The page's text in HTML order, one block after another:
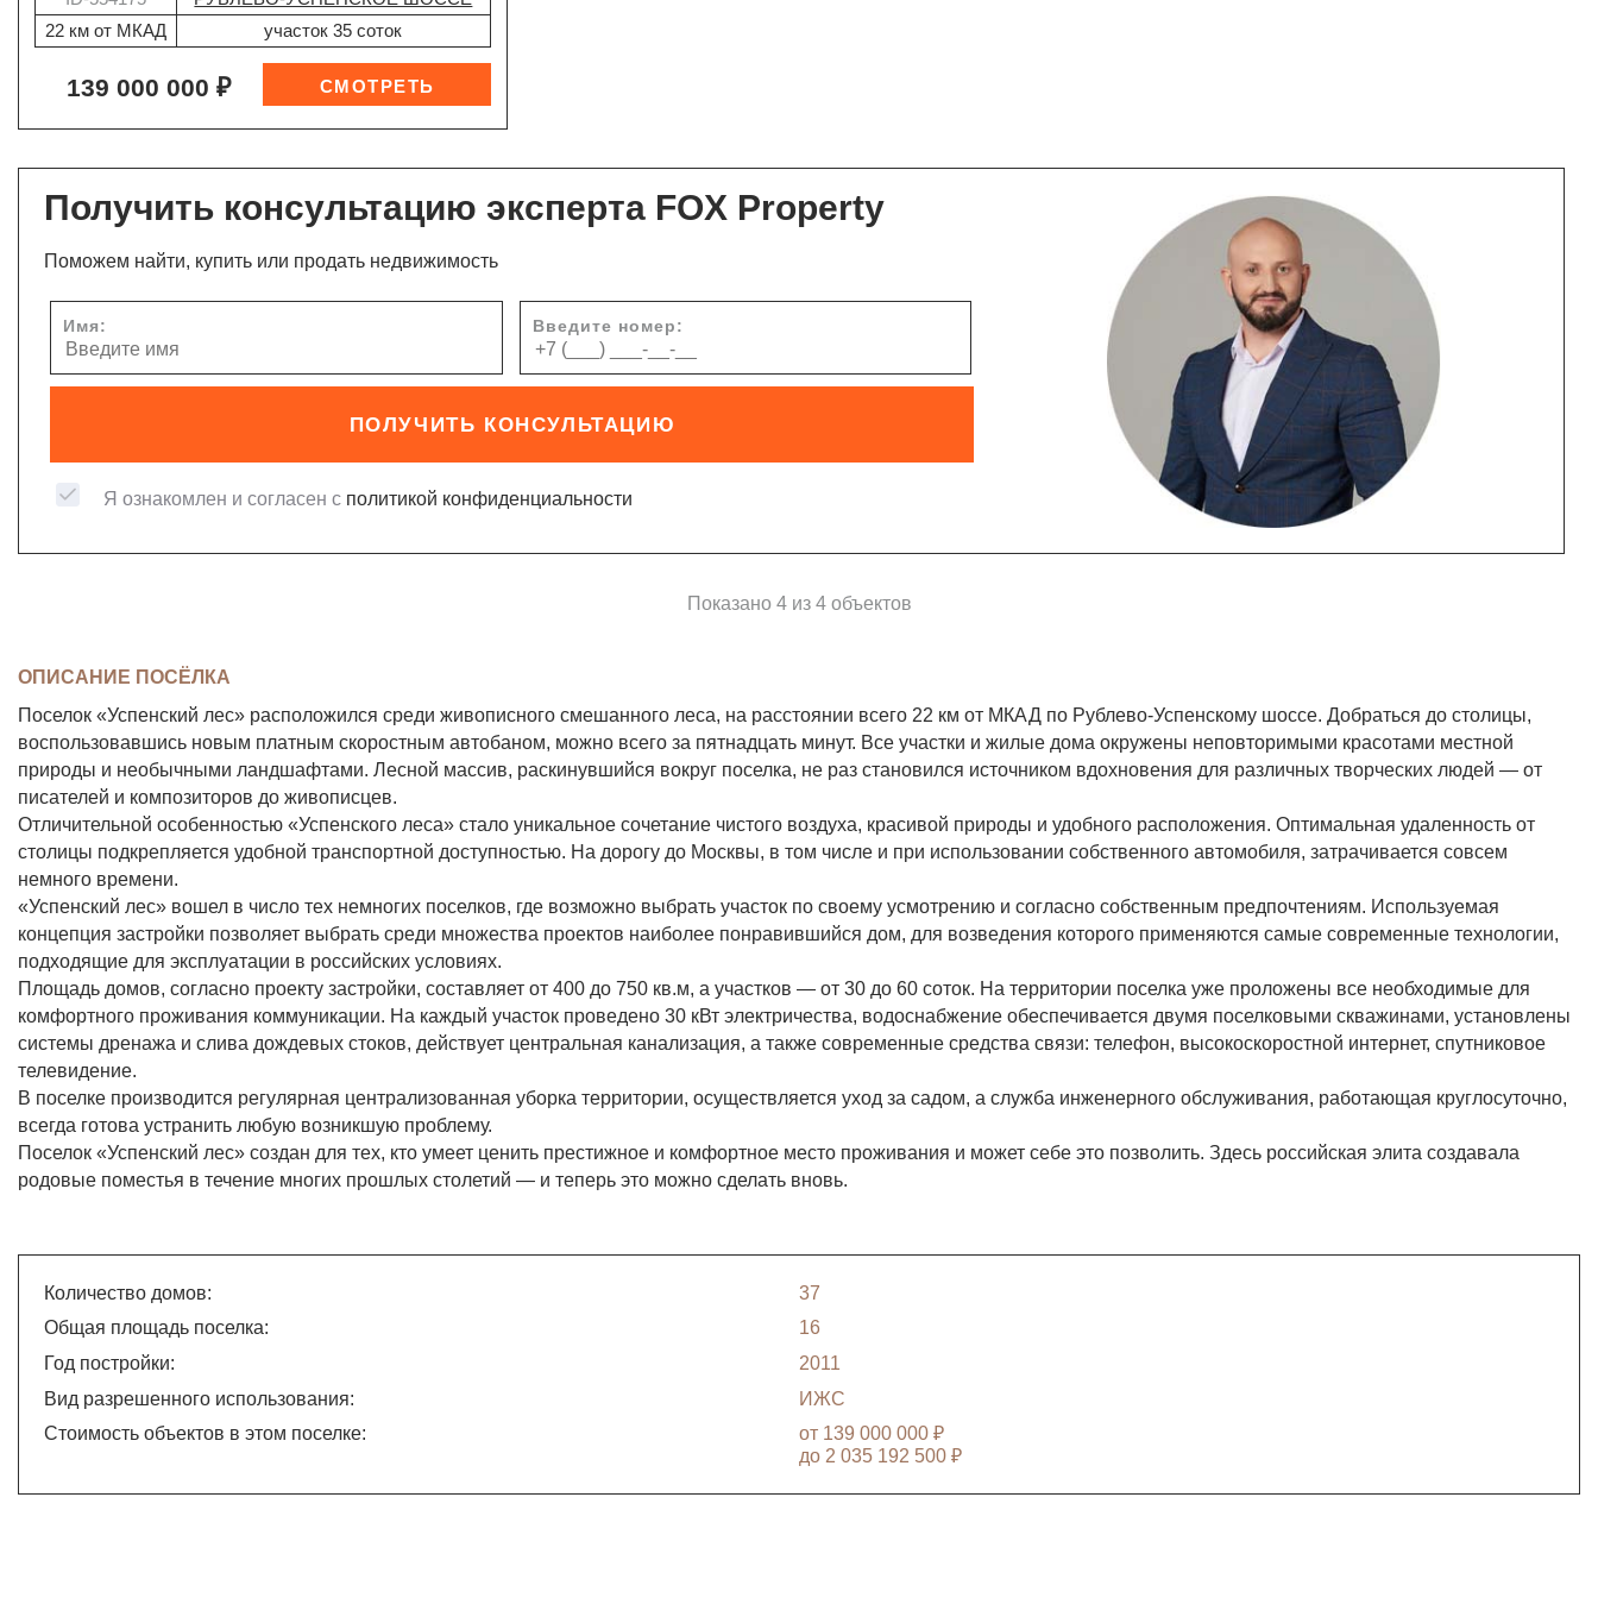
22 км от МКАД
участок 35 соток
139 000 000 ₽
Получить консультацию эксперта FOX Property
Поможем найти, купить или продать недвижимость
Имя: Введите номер:
ПОЛУЧИТЬ КОНСУЛЬТАЦИЮ
Я ознакомлен и согласен с политикой конфиденциальности
Показано 4 из 4 объектов
ОПИСАНИЕ ПОСЁЛКА
Поселок «Успенский лес» расположился среди живописного смешанного леса, на расстоянии всего 22 км от МКАД по Рублево-Успенскому шоссе. Добраться до столицы,
воспользовавшись новым платным скоростным автобаном, можно всего за пятнадцать минут. Все участки и жилые дома окружены неповторимыми красотами местной
природы и необычными ландшафтами. Лесной массив, раскинувшийся вокруг поселка, не раз становился источником вдохновения для различных творческих людей — от
писателей и композиторов до живописцев.
Отличительной особенностью «Успенского леса» стало уникальное сочетание чистого воздуха, красивой природы и удобного расположения. Оптимальная удаленность от
столицы подкрепляется удобной транспортной доступностью. На дорогу до Москвы, в том числе и при использовании собственного автомобиля, затрачивается совсем
немного времени.
«Успенский лес» вошел в число тех немногих поселков, где возможно выбрать участок по своему усмотрению и согласно собственным предпочтениям. Используемая
концепция застройки позволяет выбрать среди множества проектов наиболее понравившийся дом, для возведения которого применяются самые современные технологии,
подходящие для эксплуатации в российских условиях.
Площадь домов, согласно проекту застройки, составляет от 400 до 750 кв.м, а участков — от 30 до 60 соток. На территории поселка уже проложены все необходимые для
комфортного проживания коммуникации. На каждый участок проведено 30 кВт электричества, водоснабжение обеспечивается двумя поселковыми скважинами, установлены
системы дренажа и слива дождевых стоков, действует центральная канализация, а также современные средства связи: телефон, высокоскоростной интернет, спутниковое
телевидение.
В поселке производится регулярная централизованная уборка территории, осуществляется уход за садом, а служба инженерного обслуживания, работающая круглосуточно,
всегда готова устранить любую возникшую проблему.
Поселок «Успенский лес» создан для тех, кто умеет ценить престижное и комфортное место проживания и может себе это позволить. Здесь российская элита создавала
родовые поместья в течение многих прошлых столетий — и теперь это можно сделать вновь.
Количество домов:
37
Общая площадь поселка:
16
Год постройки:
2011
Вид разрешенного использования:
ИЖС
Стоимость объектов в этом поселке:
от 139 000 000 ₽
до 2 035 192 500 ₽